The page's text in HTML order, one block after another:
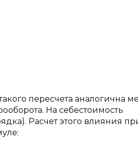
пересчета аналогична
На себестоимость
Расчет этого влияния